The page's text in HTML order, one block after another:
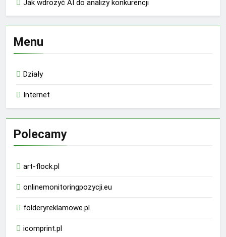
Jak wdrożyć AI do analizy konkurencji
Menu
Działy
Internet
Polecamy
art-flock.pl
onlinemonitoringpozycji.eu
folderyreklamowe.pl
icomprint.pl